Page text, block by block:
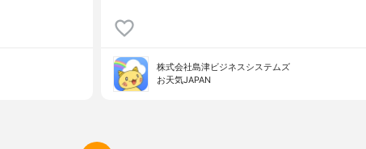
株式会社島津ビジネスシステムズ
お天気JAPAN